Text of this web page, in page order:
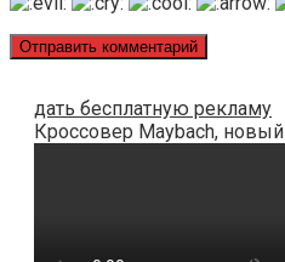
дать бесплатную рекламу
Кроссовер Maybach, новый